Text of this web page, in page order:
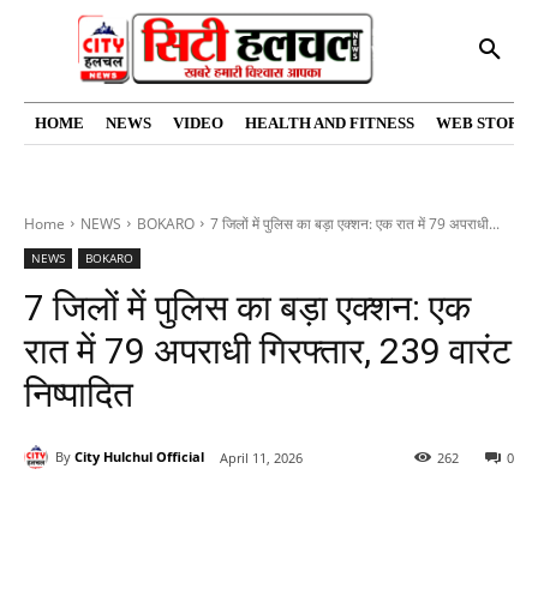
HOME NEWS VIDEO HEALTH AND FITNESS WEB
Home NEWS BOKARO 7 जिलों में पुलिस का बड़ा एक्शन: एक रात में 79 अपराधी...
NEWS BOKARO
7 जिलों में पुलिस का बड़ा एक्शन: एक
रात में 79 अपराधी गिरफ्तार, 239 वारंट
निष्पादित
By City Hulchul Official April 11, 2026 0
262